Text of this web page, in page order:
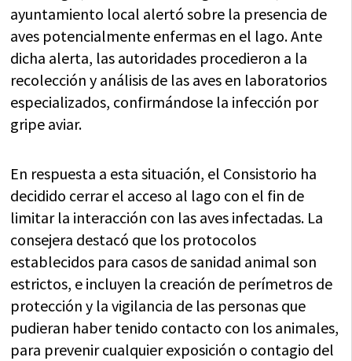
ayuntamiento local alertó sobre la presencia de
aves potencialmente enfermas en el lago. Ante
dicha alerta, las autoridades procedieron a la
recolección y análisis de las aves en laboratorios
especializados, confirmándose la infección por
gripe aviar.
En respuesta a esta situación, el Consistorio ha
decidido cerrar el acceso al lago con el fin de
limitar la interacción con las aves infectadas. La
consejera destacó que los protocolos
establecidos para casos de sanidad animal son
estrictos, e incluyen la creación de perímetros de
protección y la vigilancia de las personas que
pudieran haber tenido contacto con los animales,
para prevenir cualquier exposición o contagio del